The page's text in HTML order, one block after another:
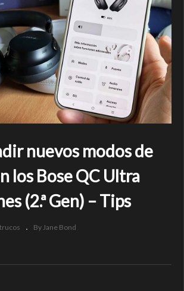
nuevos modos de
los Bose QC Ultra
(2.ª Gen) – Tips
By Jane Bond